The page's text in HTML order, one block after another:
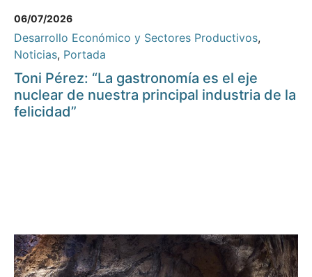
06/07/2026
Desarrollo Económico y Sectores Productivos,
Noticias, Portada
Toni Pérez: “La gastronomía es el eje
nuclear de nuestra principal industria de la
felicidad”